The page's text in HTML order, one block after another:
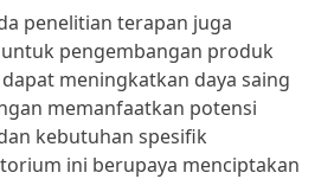
penelitian terapan juga
pengembangan produk
meningkatkan daya saing
memanfaatkan potensi
kebutuhan spesifik
ini berupaya menciptakan